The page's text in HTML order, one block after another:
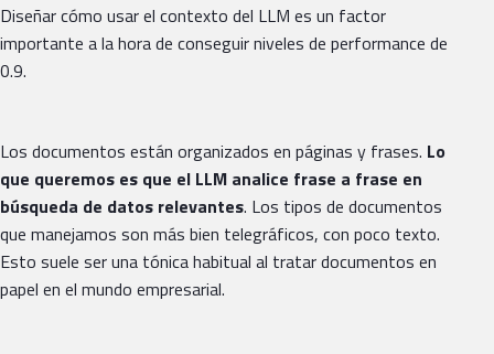
Diseñar cómo usar el contexto del LLM es un factor
importante a la hora de conseguir niveles de performance de
0.9.
Los documentos están organizados en páginas y frases. Lo
que queremos es que el LLM analice frase a frase en
búsqueda de datos relevantes. Los tipos de documentos
que manejamos son más bien telegráficos, con poco texto.
Esto suele ser una tónica habitual al tratar documentos en
papel en el mundo empresarial.